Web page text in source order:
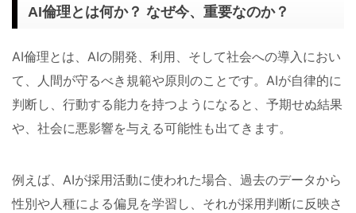
AI倫理とは何か？ なぜ今、重要なのか？
AI倫理とは、AIの開発、利用、そして社会への導入におい
て、人間が守るべき規範や原則のことです。AIが自律的に
判断し、行動する能力を持つようになると、予期せぬ結果
や、社会に悪影響を与える可能性も出てきます。
例えば、AIが採用活動に使われた場合、過去のデータから
性別や人種による偏見を学習し、それが採用判断に反映さ